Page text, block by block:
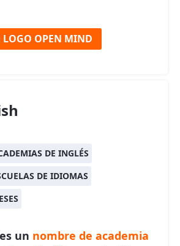
LOGO OPEN MIND
DE INGLÉS
DE IDIOMAS
un nombre de academia